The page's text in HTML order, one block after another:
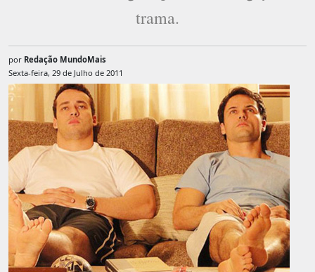
trama.
por Redação MundoMais
Sexta-feira, 29 de Julho de 2011